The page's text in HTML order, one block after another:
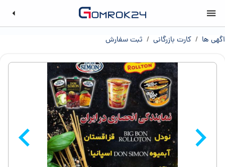
اگهی ها / کارت بازرگانی / ثبت سفارش